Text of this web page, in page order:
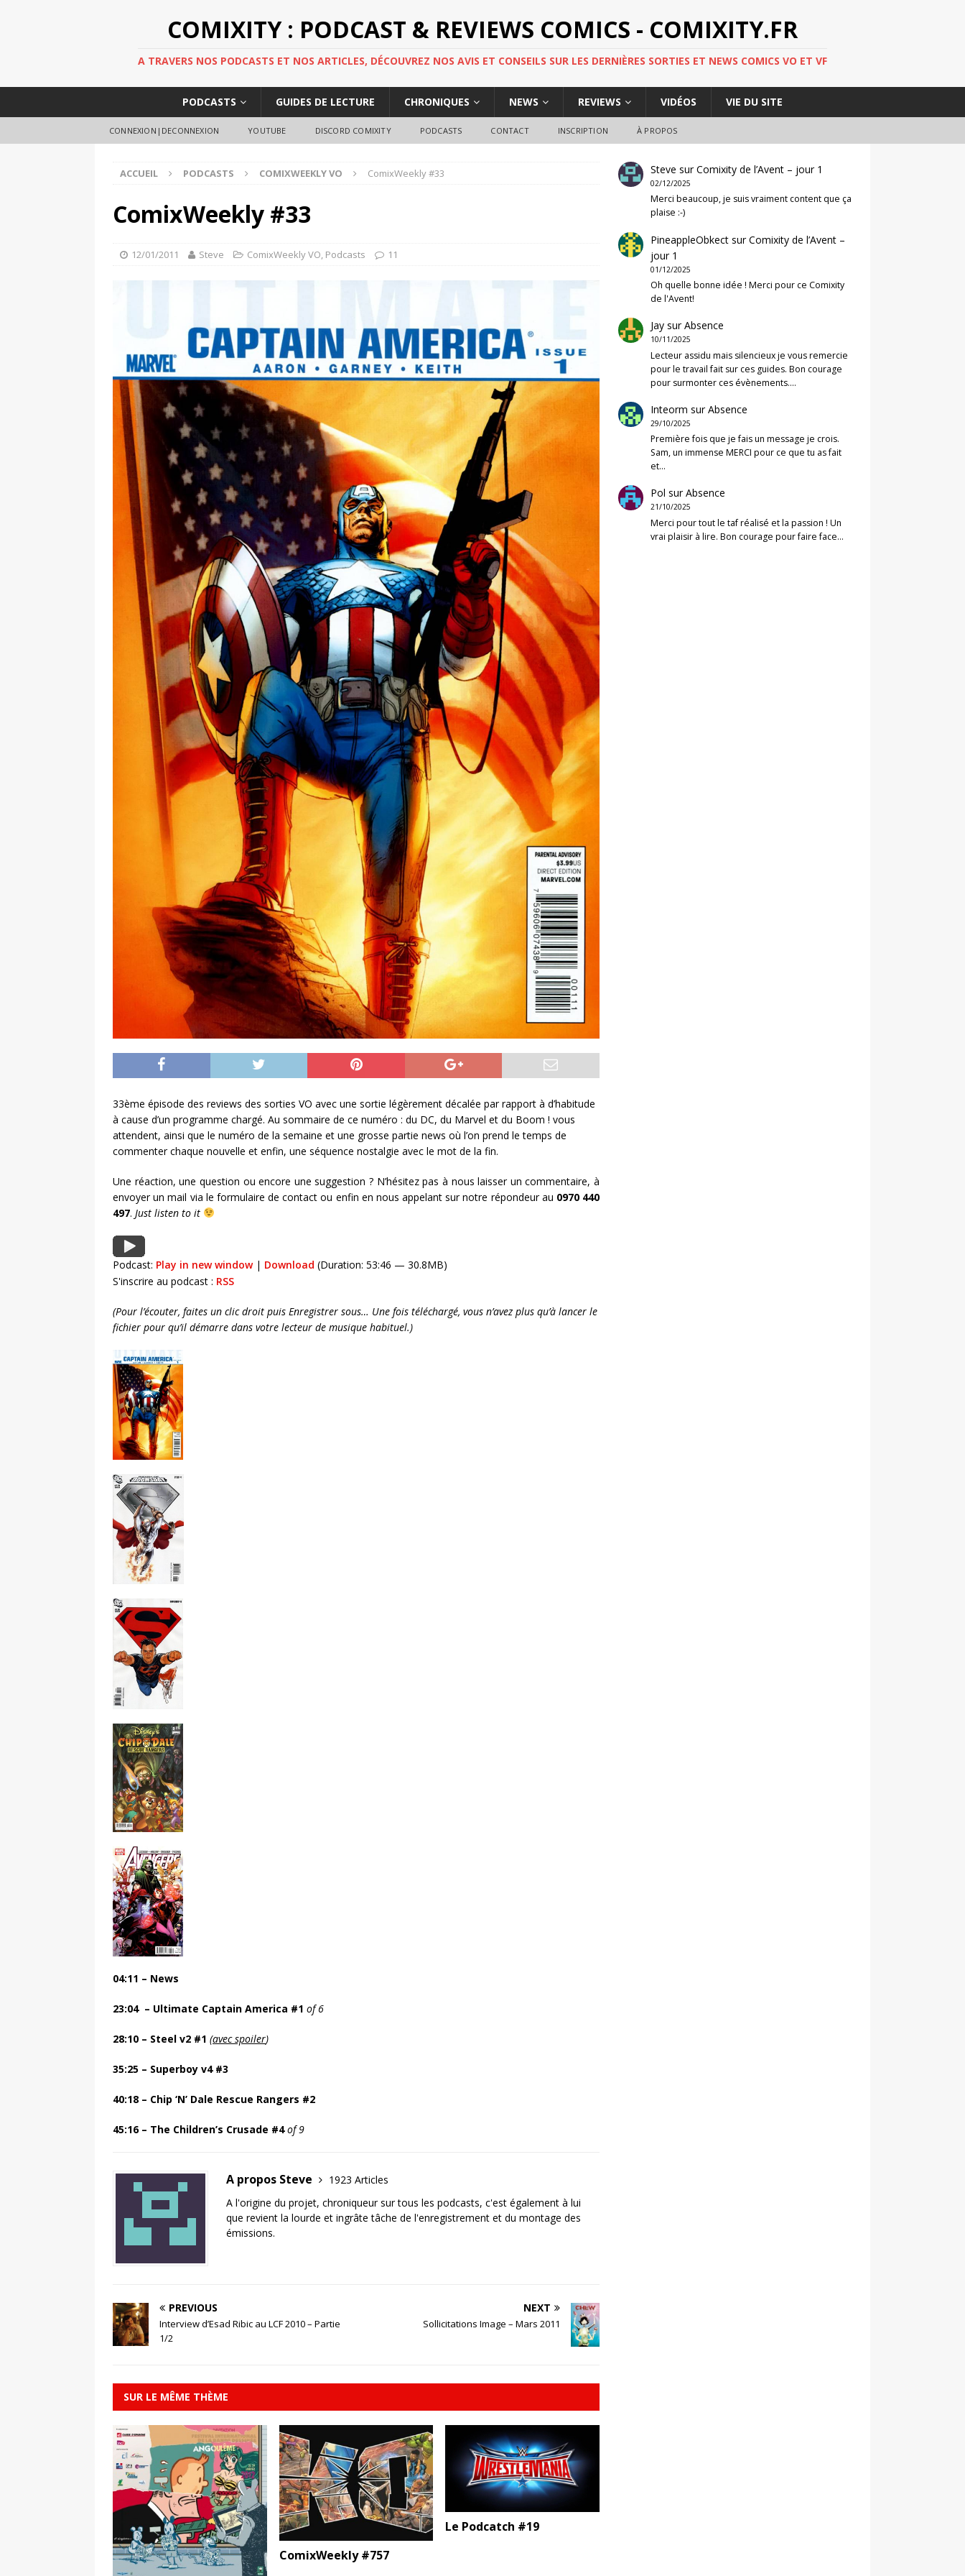
COMIXITY : PODCAST & REVIEWS COMICS - COMIXITY.FR
A TRAVERS NOS PODCASTS ET NOS ARTICLES, DÉCOUVREZ NOS AVIS ET CONSEILS SUR LES DERNIÈRES SORTIES ET NEWS COMICS VO ET VF
PODCASTS GUIDES DE LECTURE CHRONIQUES NEWS REVIEWS VIDÉOS VIE DU SITE
CONNEXION|DECONNEXION YOUTUBE DISCORD COMIXITY PODCASTS CONTACT INSCRIPTION À PROPOS
ACCUEIL PODCASTS COMIXWEEKLY VO ComixWeekly #33
ComixWeekly #33
12/01/2011 Steve ComixWeekly VO, Podcasts 11
33ème épisode des reviews des sorties VO avec une sortie légèrement décalée par rapport à d’habitude
à cause d’un programme chargé. Au sommaire de ce numéro : du DC, du Marvel et du Boom ! vous
attendent, ainsi que le numéro de la semaine et une grosse partie news où l’on prend le temps de
commenter chaque nouvelle et enfin, une séquence nostalgie avec le mot de la fin.
Une réaction, une question ou encore une suggestion ? N’hésitez pas à nous laisser un commentaire, à
envoyer un mail via le formulaire de contact ou enfin en nous appelant sur notre répondeur au 0970 440
497. Just listen to it
Podcast: Play in new window| Download (Duration: 53:46 — 30.8MB)
S'inscrire au podcast : RSS
(Pour l’écouter, faites un clic droit puis Enregistrer sous… Une fois téléchargé, vous n’avez plus qu’à lancer le
fichier pour qu’il démarre dans votre lecteur de musique habituel.)
04:11 – News
23:04 – Ultimate Captain America #1 of 6
28:10 – Steel v2 #1 (avec spoiler)
35:25 – Superboy v4 #3
40:18 – Chip ‘N’ Dale Rescue Rangers #2
45:16 – The Children’s Crusade #4of 9
A propos Steve
1923 Articles
A l'origine du projet, chroniqueur sur tous les podcasts, c'est également à lui
que revient la lourde et ingrâte tâche de l'enregistrement et du montage des
émissions.
PREVIOUS
Interview d’Esad Ribic au LCF 2010 – Partie
1/2
NEXT
Sollicitations Image – Mars 2011
SUR LE MÊME THÈME
ComixWeekly #757
Le Podcatch #19
Steve surComixity de l’Avent – jour 1
02/12/2025
Merci beaucoup, je suis vraiment content que ça
plaise :-)
PineappleObkect surComixity de l’Avent –
jour 1
01/12/2025
Oh quelle bonne idée ! Merci pour ce Comixity
de l'Avent!
Jay surAbsence
10/11/2025
Lecteur assidu mais silencieux je vous remercie
pour le travail fait sur ces guides. Bon courage
pour surmonter ces évènements.…
Inteorm surAbsence
29/10/2025
Première fois que je fais un message je crois.
Sam, un immense MERCI pour ce que tu as fait
et…
Pol surAbsence
21/10/2025
Merci pour tout le taf réalisé et la passion ! Un
vrai plaisir à lire. Bon courage pour faire face…